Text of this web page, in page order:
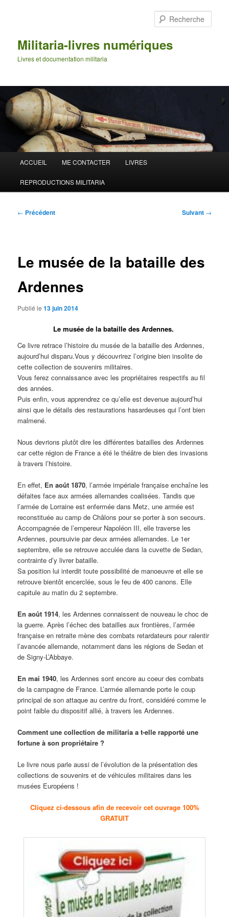
Militaria-livres numériques
Livres et documentation militaria
principal
ACCUEIL ME CONTACTER LIVRES
REPRODUCTIONS MILITARIA
Navigation
← Précédent Suivant →
Le musée de la bataille des
Ardennes
Publié le13 juin 2014
Le musée de la bataille des Ardennes.
Ce livre retrace l’histoire du musée de la bataille des Ardennes,
aujourd’hui disparu.Vous y découvrirez l’origine bien insolite de
cette collection de souvenirs militaires.
Vous ferez connaissance avec les propriétaires respectifs au fil
des années.
Puis enfin, vous apprendrez ce qu’elle est devenue aujourd’hui
ainsi que le détails des restaurations hasardeuses qui l’ont bien
malmené.
Nous devrions plutôt dire les différentes batailles des Ardennes
car cette région de France a été le théâtre de bien des invasions
à travers l’histoire.
En effet, En août 1870, l’armée impériale française enchaîne les
défaites face aux armées allemandes coalisées. Tandis que
l’armée de Lorraine est enfermée dans Metz, une armée est
reconstituée au camp de Châlons pour se porter à son secours.
Accompagnée de l’empereur Napoléon III, elle traverse les
Ardennes, poursuivie par deux armées allemandes. Le 1er
septembre, elle se retrouve acculée dans la cuvette de Sedan,
contrainte d’y livrer bataille.
Sa position lui interdit toute possibilité de manoeuvre et elle se
retrouve bientôt encerclée, sous le feu de 400 canons. Elle
capitule au matin du 2 septembre.
En août 1914, les Ardennes connaissent de nouveau le choc de
la guerre. Après l’échec des batailles aux frontières, l’armée
française en retraite mène des combats retardateurs pour ralentir
l’avancée allemande, notamment dans les régions de Sedan et
de Signy-L’Abbaye.
En mai 1940, les Ardennes sont encore au coeur des combats
de la campagne de France. L’armée allemande porte le coup
principal de son attaque au centre du front, considéré comme le
point faible du dispositif allié, à travers les Ardennes.
Comment une collection de militaria a t-elle rapporté une
fortune à son propriétaire ?
Le livre nous parle aussi de l’évolution de la présentation des
collections de souvenirs et de véhicules militaires dans les
musées Européens !
Cliquez ci-dessous afin de recevoir cet ouvrage 100%
GRATUIT